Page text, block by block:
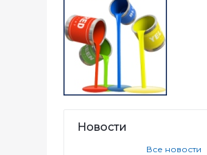
Новости
Все новости